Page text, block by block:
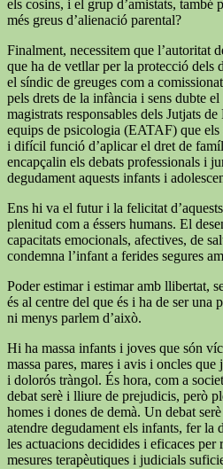
els cosins, i el grup d’amistats, també
més greus d’alienació parental?
Finalment, necessitem que l’autoritat
que ha de vetllar per la protecció dels
el síndic de greuges com a
pels drets de la infància i sens dubte
magistrats responsables dels Jutjats
equips de psicologia (EATAF) que els
i difícil funció d’aplicar el dret de
encapçalin els debats professionals i
degudament aquests infants i
Ens hi va el futur i la felicitat
plenitud com a éssers humans. El
capacitats emocionals, afectives, de
condemna l’infant a ferides segures
Poder estimar i estimar amb llibertat,
és al centre del que és i ha de ser una
ni menys parlem d’això.
Hi ha massa infants i joves que són
massa pares, mares i avis i oncles
i dolorós tràngol. És hora, com a
debat serè i lliure de prejudicis, però
homes i dones de demà. Un debat
atendre degudament els infants, fer la
les actuacions decidides i eficaces per
mesures terapèutiques i judicials